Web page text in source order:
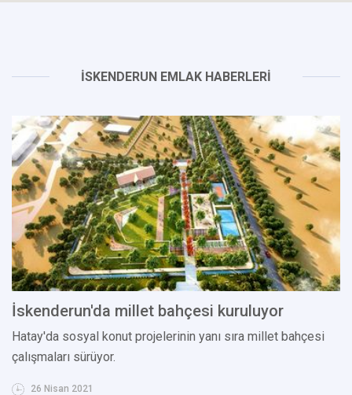
İSKENDERUN EMLAK HABERLERİ
İskenderun'da millet bahçesi kuruluyor
Hatay'da sosyal konut projelerinin yanı sıra millet bahçesi
çalışmaları sürüyor.
26 Nisan 2021